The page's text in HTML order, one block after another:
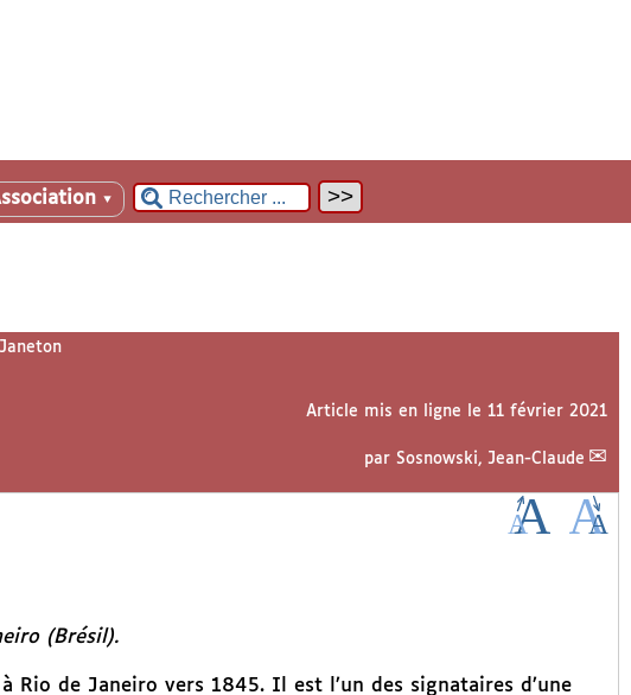
▼
Article mis en ligne le 11 février 2021
par Sosnowski, Jean-Claude
(Brésil).
Rio de Janeiro vers 1845. Il est l’un des signataires d’une